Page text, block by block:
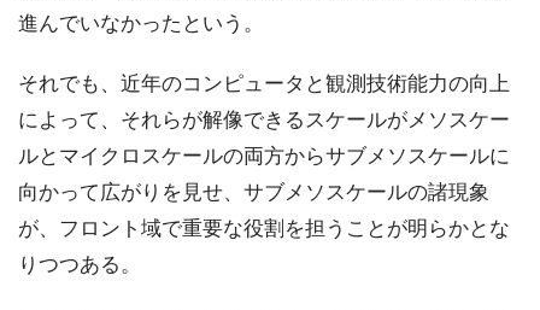
進んでいなかったという。
それでも、近年のコンピュータと観測技術能力の向上
によって、それらが解像できるスケールがメソスケー
ルとマイクロスケールの両方からサブメソスケールに
向かって広がりを見せ、サブメソスケールの諸現象
が、フロント域で重要な役割を担うことが明らかとな
りつつある。